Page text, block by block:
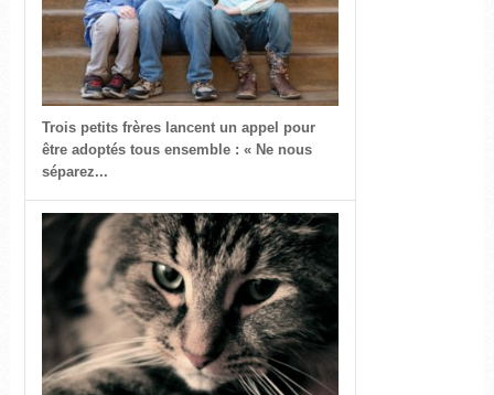
Trois petits frères lancent un appel pour
être adoptés tous ensemble : « Ne nous
séparez...